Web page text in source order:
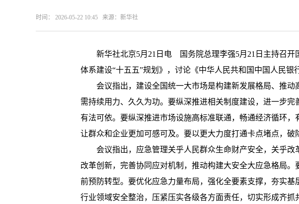
时间： 2026-05-22 10:45 来源：新华社
新华社北京5月21日电 国务院总理李强5月21日主持召
体系建设“十五五”规划》，讨论《中华人民共和国中国人民银
会议指出，建设全国统一大市场是构建新发展格局、推
需持续用力、久久为功。要纵深推进相关制度建设，进一步
有法可依。要纵深推进市场设施高标准联通，畅通经济循环
让群众和企业更加可感可及。要以更大力度打通卡点堵点，破
会议指出，应急管理关乎人民群众生命财产安全，关乎
改革创新，完善协同应对机制，推动构建大安全大应急格局
前预防转型。要优化应急力量布局，强化全要素支撑，夯实
行业领域安全整治，压紧压实各级各方面责任，切实形成齐抓